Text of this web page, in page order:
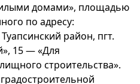
домами», площадью
по адресу:
район, пгт.
15 — «Для
строительства».